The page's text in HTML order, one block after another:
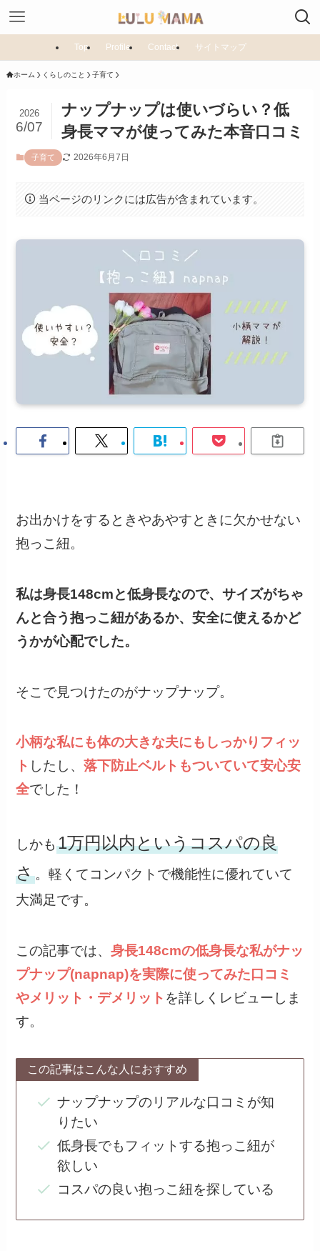
Top Profile Contact サイトマップ
ホーム くらしのこと 子育て
ナップナップは使いづらい？低
身長ママが使ってみた本音口コミ
2026
6/07
子育て 2026年6月7日
当ページのリンクには広告が含まれています。
お出かけをするときやあやすときに欠かせない
抱っこ紐。
私は身長148cmと低身長なので、サイズがちゃ
んと合う抱っこ紐があるか、安全に使えるかど
うかが心配でした。
そこで見つけたのがナップナップ。
小柄な私にも体の大きな夫にもしっかりフィッ
ト したし、落下防止ベルトもついていて安心安
全でした！
しかも1万円以内というコスパの良
さ。軽くてコンパクトで機能性に優れていて
大満足です。
この記事では、身長148cmの低身長な私がナッ
プナップ(napnap)を実際に使ってみた口コミ
やメリット・デメリット を詳しくレビューしま
す。
この記事はこんな人におすすめ
ナップナップのリアルな口コミが知
りたい
低身長でもフィットする抱っこ紐が
欲しい
コスパの良い抱っこ紐を探している